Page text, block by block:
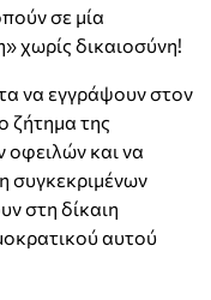
σε μία
χωρίς δικαιοσύνη!
να εγγράψουν στον
ζήτημα της
οφειλών και να
συγκεκριμένων
στη δίκαιη
αυτού